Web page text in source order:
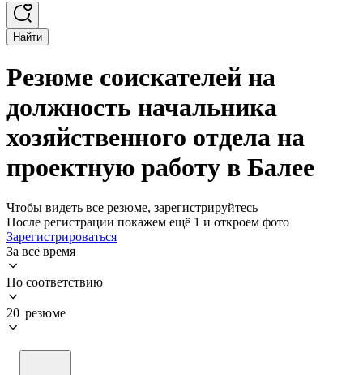
Найти
Резюме соискателей на
должность начальника
хозяйственного отдела на
проектную работу в Балее
Чтобы видеть все резюме, зарегистрируйтесь
После регистрации покажем ещё 1 и откроем фото
Зарегистрироваться
За всё время
По соответствию
20 резюме